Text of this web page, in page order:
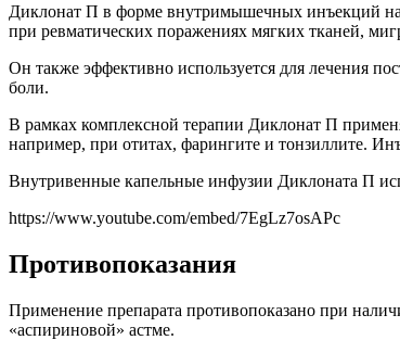
Диклонат П в форме внутримышечных инъекций
при ревматических поражениях мягких тканей,
Он также эффективно используется для лечения
боли.
В рамках комплексной терапии Диклонат П
например, при отитах, фарингите и тонзиллите.
Внутривенные капельные инфузии Диклоната П
https://www.youtube.com/embed/7EgLz7osAPc
Противопоказания
Применение препарата противопоказано при
«аспириновой» астме.